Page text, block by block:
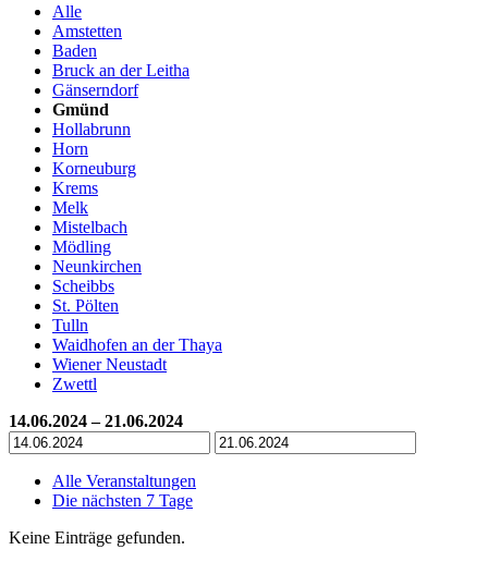
Alle
Amstetten
Baden
Bruck an der Leitha
Gänserndorf
Gmünd
Hollabrunn
Horn
Korneuburg
Krems
Melk
Mistelbach
Mödling
Neunkirchen
Scheibbs
St. Pölten
Tulln
Waidhofen an der Thaya
Wiener Neustadt
Zwettl
14.06.2024 – 21.06.2024
Alle Veranstaltungen
Die nächsten 7 Tage
Keine Einträge gefunden.